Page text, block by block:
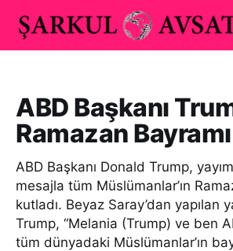
ABD Başkanı
Ramazan
ABD Başkanı Donald Trump,
mesajla tüm Müslümanlar’ın
kutladı. Beyaz Saray’dan yapılan
Trump, “Melania (Trump) ve ben
tüm dünyadaki Müslümanlar’ın